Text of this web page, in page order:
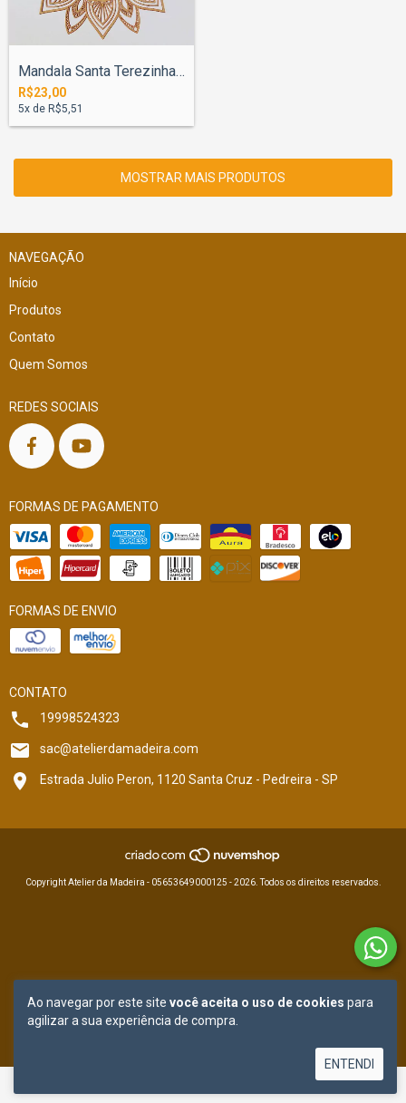
Ao navegar por este site você aceita o uso de cookies para
agilizar a sua experiência de compra.
ENTENDI
Mandala Santa Terezinha de Jesus 40cm
R$23,00
5x de R$5,51
MOSTRAR MAIS PRODUTOS
NAVEGAÇÃO
Início
Produtos
Contato
Quem Somos
REDES SOCIAIS
FORMAS DE PAGAMENTO
FORMAS DE ENVIO
CONTATO
19998524323
sac@atelierdamadeira.com
Estrada Julio Peron, 1120 Santa Cruz - Pedreira - SP
Copyright Atelier da Madeira - 05653649000125 - 2026. Todos os direitos reservados.